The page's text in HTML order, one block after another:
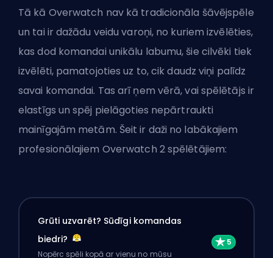
Tā kā Overwatch nav kā tradicionāla šāvējspēle
un tai ir dažādu veidu varoņi, no kuriem izvēlēties,
kas dod komandai unikālu labumu, šie cilvēki tiek
izvēlēti, pamatojoties uz to, cik daudz viņi palīdz
savai komandai. Tas arī ņem vērā, vai spēlētājs ir
elastīgs un spēj pielāgoties nepārtraukti
mainīgajām metām. Šeit ir daži no labākajiem
profesionālajiem Overwatch 2 spēlētājiem:
Grūti uzvarēt? Sūdīgi komandas
biedri?
Nopērc spēli kopā ar vienu no mūsu